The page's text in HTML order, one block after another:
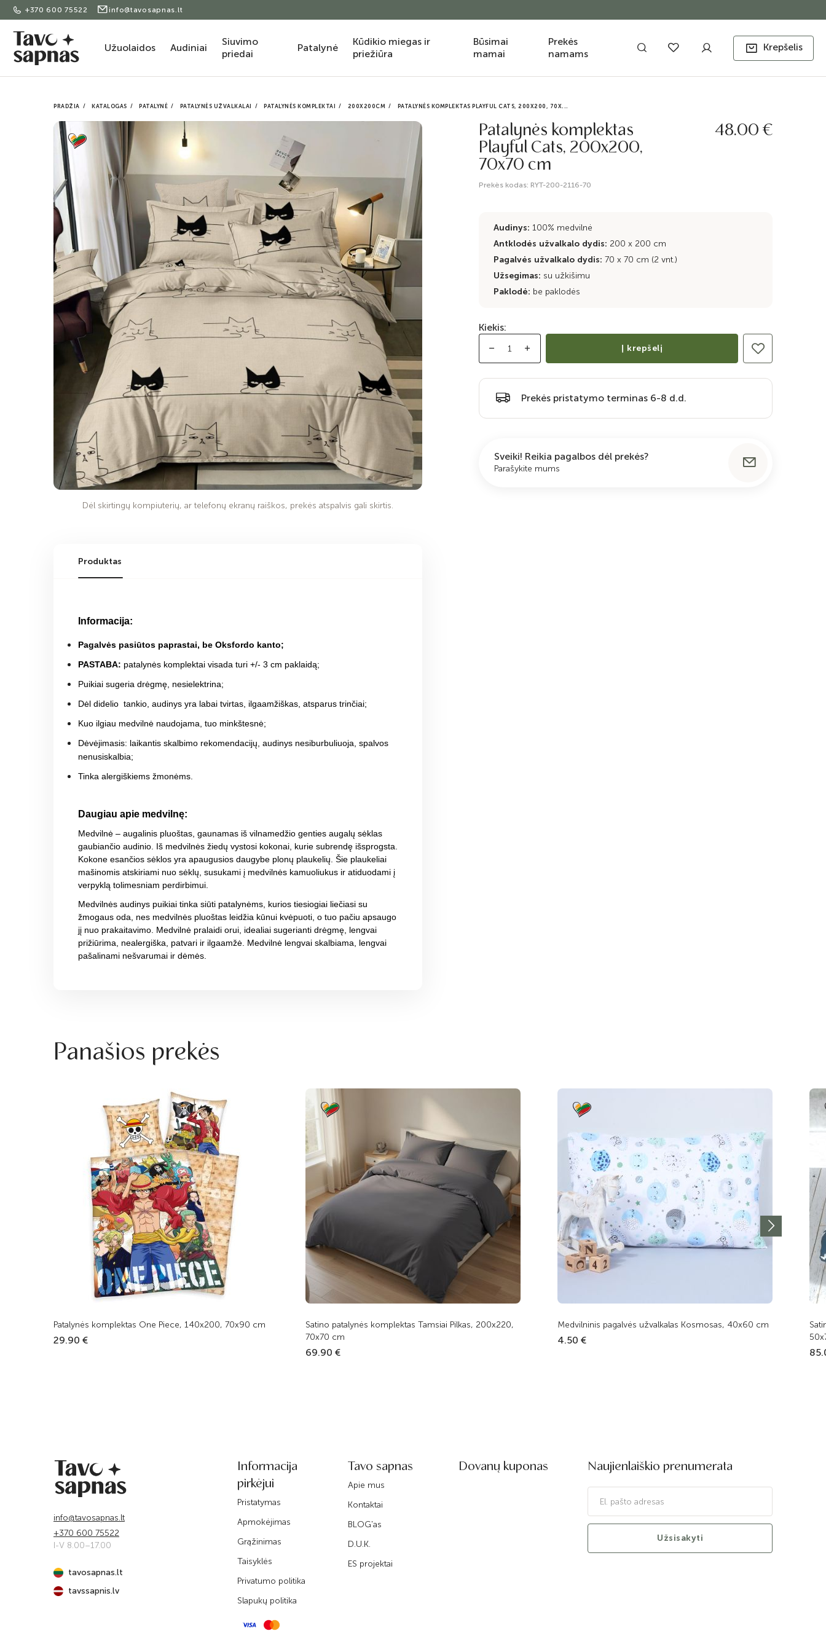
+370 600 75522 info@tavosapnas.lt
Užuolaidos Audiniai
Siuvimo
priedai
Patalynė
Kūdikio miegas ir
priežiūra
Būsimai
mamai
Prekės
namams
Krepšelis
PRADŽIA KATALOGAS PATALYNĖ PATALYNĖS UŽVALKALAI PATALYNĖS KOMPLEKTAI 200X200CM PATALYNĖS KOMPLEKTAS PLAYFUL CATS, 200X200, 70X...
Dėl skirtingų kompiuterių, ar telefonų ekranų raiškos, prekės atspalvis gali skirtis.
Patalynės komplektas
Playful Cats, 200x200,
70x70 cm
Prekės kodas: RYT-200-2116-70
48.00 €
Audinys: 100% medvilnė
Antklodės užvalkalo dydis: 200 x 200 cm
Pagalvės užvalkalo dydis: 70 x 70 cm (2 vnt.)
Užsegimas: su užkišimu
Paklodė: be paklodės
Kiekis:
Į krepšelį
Prekės pristatymo terminas 6-8 d.d.
Sveiki! Reikia pagalbos dėl prekės?
Parašykite mums
Produktas
Informacija:
Pagalvės pasiūtos paprastai, be Oksfordo kanto;
PASTABA: patalynės komplektai visada turi +/- 3 cm paklaidą;
Puikiai sugeria drėgmę, nesielektrina;
Dėl didelio tankio, audinys yra labai tvirtas, ilgaamžiškas, atsparus trinčiai;
Kuo ilgiau medvilnė naudojama, tuo minkštesnė;
Dėvėjimasis: laikantis skalbimo rekomendacijų, audinys nesiburbuliuoja, spalvos
nenusiskalbia;
Tinka alergiškiems žmonėms
Daugiau apie medvilnę:
Medvilnė – augalinis pluoštas, gaunamas iš vilnamedžio genties augalų sėklas
gaubiančio audinio. Iš medvilnės žiedų vystosi kokonai, kurie subrendę išsprogsta.
Kokone esančios sėklos yra apaugusios daugybe plonų plaukelių. Šie plaukeliai
mašinomis atskiriami nuo sėklų, susukami į medvilnės kamuoliukus ir atiduodami į
verpyklą tolimesniam perdirbimui.
Medvilnės audinys puikiai tinka siūti patalynėms, kurios tiesiogiai liečiasi su
žmogaus oda, nes medvilnės pluoštas leidžia kūnui kvėpuoti, o tuo pačiu apsaugo
jį nuo prakaitavimo. Medvilnė pralaidi orui, idealiai sugerianti drėgmę, lengvai
prižiūrima, nealergiška, patvari ir ilgaamžė. Medvilnė lengvai skalbiama, lengvai
pašalinami nešvarumai ir dėmės.
Panašios prekės
Patalynės komplektas One Piece, 140x200, 70x90 cm
29.90 €
Satino patalynės komplektas Tamsiai Pilkas, 200x220,
70x70 cm
69.90 €
Medvilninis pagalvės užvalkalas Kosmosas, 40x60 cm
4.50 €
Naujienlaiškio prenumerata
Užsisakyti
Informacija
pirkėjui
Pristatymas
Apmokėjimas
Grąžinimas
Taisyklės
Privatumo politika
Slapukų politika
Tavo sapnas
Apie mus
Kontaktai
BLOG'as
D.U.K.
ES projektai
Dovanų kuponas
info@tavosapnas.lt
+370 600 75522
I-V 8.00–17.00
tavosapnas.lt
tavssapnis.lv